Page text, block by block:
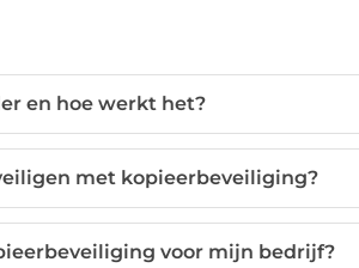
en hoe werkt het?
met kopieerbeveiliging?
voor mijn bedrijf?